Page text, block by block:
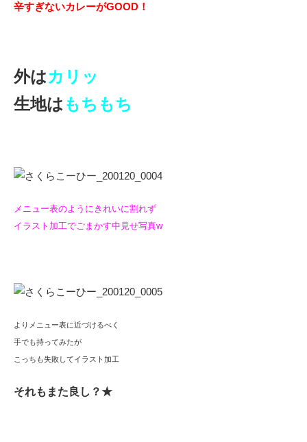
辛すぎないカレーがGOOD！
外はカリッ
生地は もちもち
メニュー表のようにきれいに割れず
イラスト加工でごまかす中見せ写真w
よりメニュー表に近づけるべく
手でも持ってみたが
こっちも失敗してイラスト加工
それもまた良し？★